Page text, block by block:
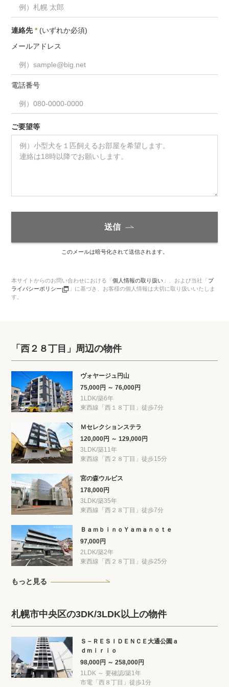
連絡先* (いずれか必須)
メールアドレス
電話番号
ご要望等
送信
このメールは暗号化されて送信されます。
本サイトからのお問い合わせにおける「個人情報の取り扱い 」、 および当社「プ
ライバシーポリシー
」に基づき、お客様の個人情報は大切に取り扱いいたしま
す。
「西２８丁目」周辺の物件
ヴォヤージュ円山
75,000円 ～ 76,000円
1LDK/築6年
東西線「西１８丁目」徒歩7分
Ｍセレクションステラ
120,000円 ～ 129,000円
3LDK/築11年
東西線「西２８丁目」徒歩15分
宮の森ウルビス
178,000円
3LDK/築35年
東西線「西２８丁目」徒歩7分
ＢａｍｂｉｎｏＹａｍａｎｏｔｅ
97,000円
2LDK/築2年
東西線「西２８丁目」徒歩25分
もっと見る
札幌市中央区の3DK/3LDK以上の物件
Ｓ－ＲＥＳＩＤＥＮＣＥ大通公園ａ
ｄｍｉｒｉｏ
98,000円 ～ 258,000円
1LDK ～ 要確認/築1年
市電「西８丁目」徒歩1分